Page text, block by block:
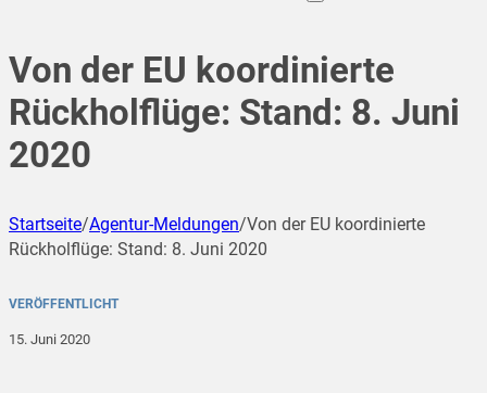
Von der EU koordinierte
Rückholflüge: Stand: 8. Juni
2020
Startseite/Agentur-Meldungen/Von der EU koordinierte
Rückholflüge: Stand: 8. Juni 2020
VERÖFFENTLICHT
15. Juni 2020